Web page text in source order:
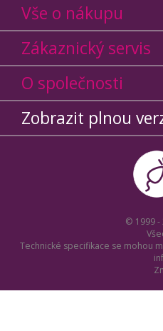
Vše o nákupu
Zákaznický servis
O společnosti
Zobrazit plnou
© 1999 -
Technické specifikace se mohou